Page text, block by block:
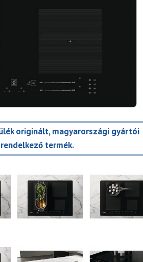
originált, magyarországi gyártói
termék.